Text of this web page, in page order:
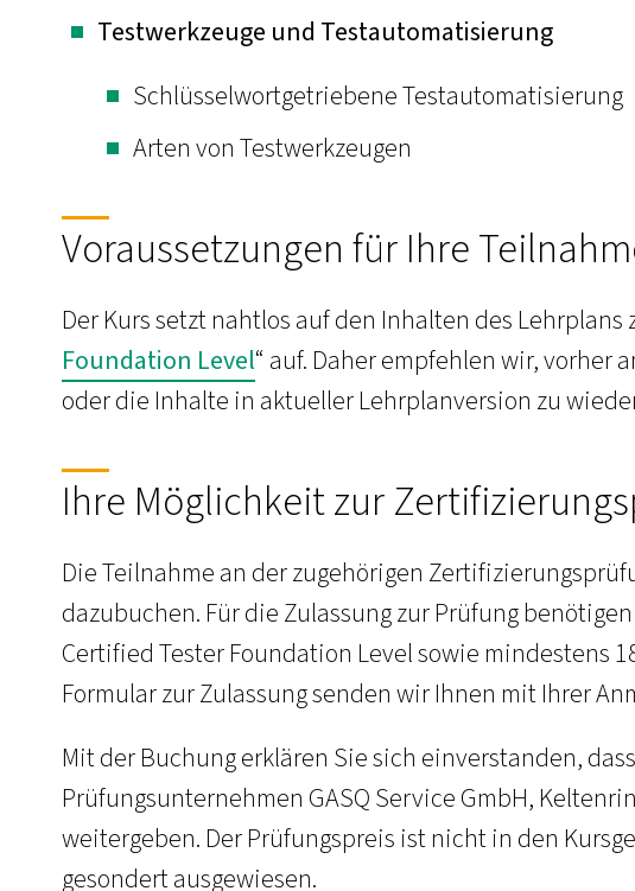
Testwerkzeuge und Testautomatisierung
Schlüsselwortgetriebene Testautomatisierung
Arten von Testwerkzeugen
Voraussetzungen für Ihre
Der Kurs setzt nahtlos auf den Inhalten des Lehrplans
Foundation Level“ auf. Daher empfehlen wir, vorher
oder die Inhalte in aktueller Lehrplanversion zu
Ihre Möglichkeit zur
Die Teilnahme an der zugehörigen
dazubuchen. Für die Zulassung zur Prüfung
Certified Tester Foundation Level sowie mindestens
Formular zur Zulassung senden wir Ihnen mit Ihrer
Mit der Buchung erklären Sie sich einverstanden,
Prüfungsunternehmen GASQ Service GmbH,
weitergeben. Der Prüfungspreis ist nicht in den
gesondert ausgewiesen.